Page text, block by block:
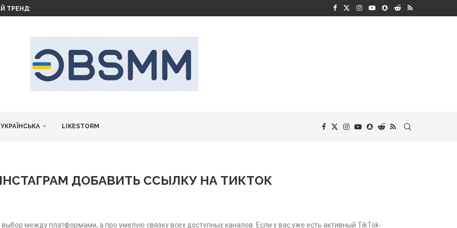
ТРЕНД: КОРИСТУВАЧІ МАСОВО КЛАДУТЬ СМАРТФОНИ...
УКРАЇНСЬКА LIKESTORM
ДОБАВИТЬ ССЫЛКУ НА ТИКТОК
между платформами, а про умелую связку всех доступных каналов. Если у вас уже есть активный TikTok-